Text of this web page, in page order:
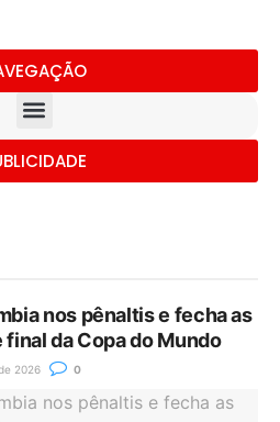
nos pênaltis e fecha as
da Copa do Mundo
2026 0